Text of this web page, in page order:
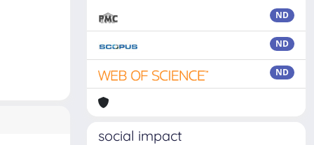
ND
ND
ND
social impact